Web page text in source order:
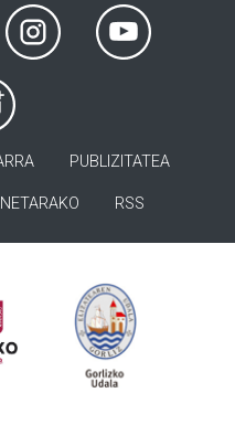
PUBLIZITATEA
RSS